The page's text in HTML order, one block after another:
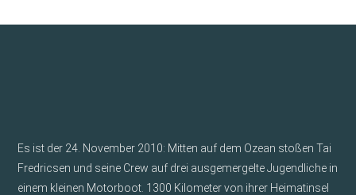
Es ist der 24. November 2010: Mitten auf dem Ozean stoßen Tai
Fredricsen und seine Crew auf drei ausgemergelte Jugendliche in
einem kleinen Motorboot. 1300 Kilometer von ihrer Heimatinsel